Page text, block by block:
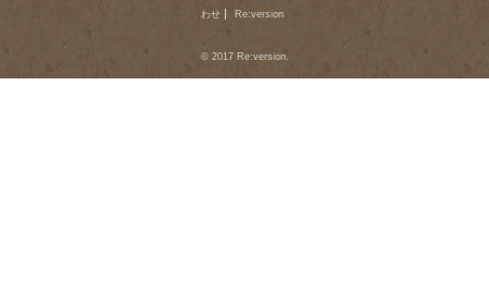
わせ
Re:version
© 2017 Re:version.